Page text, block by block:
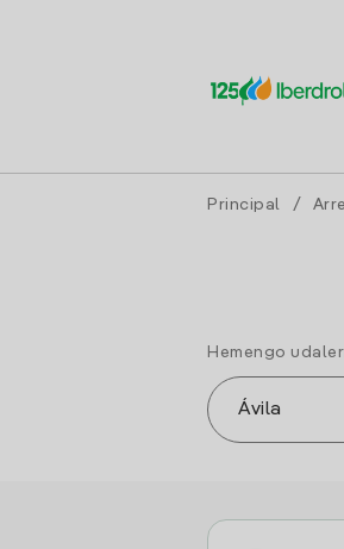
Principal /
Hemengo